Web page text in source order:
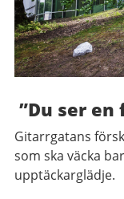
”Du ser en
Gitarrgatans
som ska väcka
upptäckarglädje.